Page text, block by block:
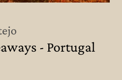
- Portugal